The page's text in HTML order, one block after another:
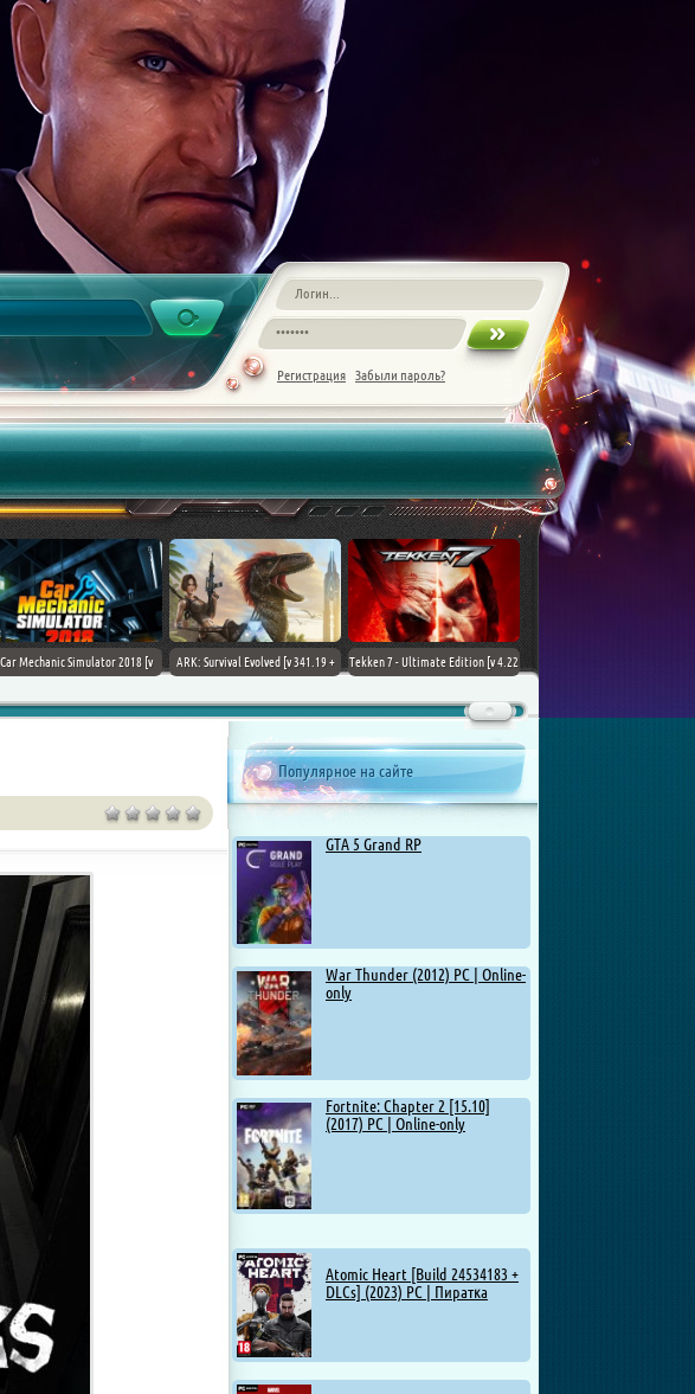
Регистрация Забыли пароль?
Car Mechanic Simulator 2018 [v
ARK: Survival Evolved [v 341.19 +
Tekken 7 - Ultimate Edition [v 4.22
Chovka
Популярное на сайте
GTA 5 Grand RP
War Thunder (2012) PC | Online-
only
Fortnite: Chapter 2 [15.10]
(2017) PC | Online-only
Atomic Heart [Build 24534183 +
DLCs] (2023) PC | Пиратка